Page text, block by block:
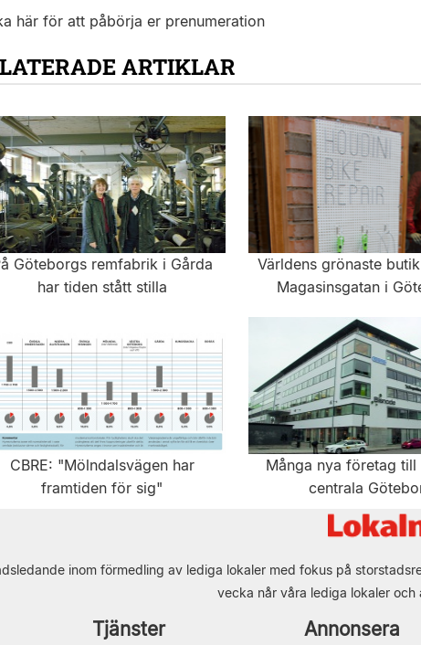
här för att påbörja er prenumeration
ARTIKLAR
Göteborgs remfabrik i Gårda
har tiden stått stilla
Världens grönaste
Magasinsgatan i
CBRE: "Mölndalsvägen har
framtiden för sig"
Många nya företag till
centrala
inom förmedling av lediga lokaler med fokus på
vecka når våra lediga lokaler och
Tjänster Annonsera